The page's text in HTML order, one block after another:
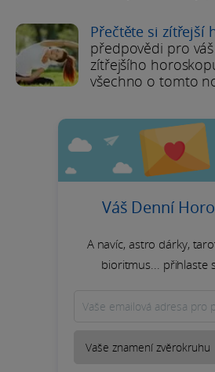
Přečtěte si zítřejší
předpovědi pro
zítřejšího
všechno o tomto
Váš Denní
A navíc, astro dárky,
bioritmus... přihlaste